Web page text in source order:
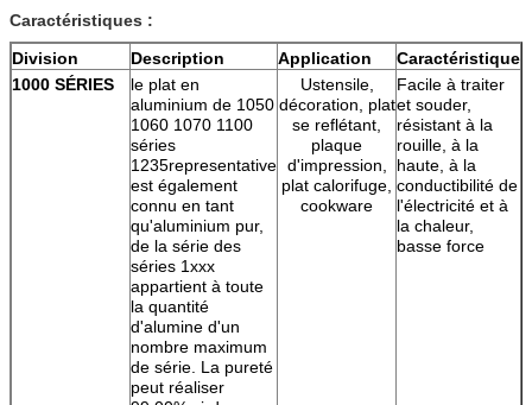
Caractéristiques :
Division
Description Application
Caractéristique
1000 SÉRIES
le plat en
aluminium de 1050
1060 1070 1100
séries
1235representative
est également
connu en tant
qu'aluminium pur,
de la série des
séries 1xxx
appartient à toute
la quantité
d'alumine d'un
nombre maximum
de série. La pureté
peut réaliser
Ustensile,
décoration, plat
se reflétant,
plaque
d'impression,
plat calorifuge,
cookware
Facile à traiter
et souder,
résistant à la
rouille, à la
haute, à la
conductibilité de
l'électricité et à
la chaleur,
basse force